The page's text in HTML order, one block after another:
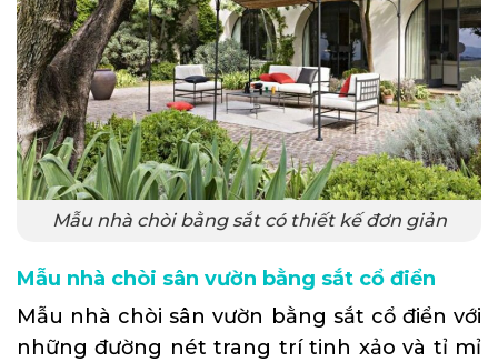
Mẫu nhà chòi bằng sắt có thiết kế đơn giản
Mẫu nhà chòi sân vườn bằng sắt cổ điển
Mẫu nhà chòi sân vườn bằng sắt cổ điển với
những đường nét trang trí tinh xảo và tỉ mỉ